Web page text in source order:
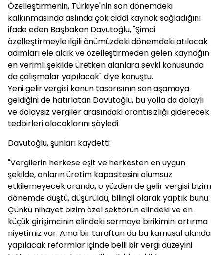
Özelleştirmenin, Türkiye'nin son dönemdeki
kalkınmasında aslında çok ciddi kaynak sağladığını
ifade eden Başbakan Davutoğlu, "Şimdi
özelleştirmeyle ilgili önümüzdeki dönemdeki atılacak
adımları ele aldık ve özelleştirmeden gelen kaynağın
en verimli şekilde üretken alanlara sevki konusunda
da çalışmalar yapılacak" diye konuştu.
Yeni gelir vergisi kanun tasarısının son aşamaya
geldiğini de hatırlatan Davutoğlu, bu yolla da dolaylı
ve dolaysız vergiler arasındaki orantısızlığı giderecek
tedbirleri alacaklarını söyledi.
Davutoğlu, şunları kaydetti:
"Vergilerin herkese eşit ve herkesten en uygun
şekilde, onların üretim kapasitesini olumsuz
etkilemeyecek oranda, o yüzden de gelir vergisi bizim
dönemde düştü, düşürüldü, bilinçli olarak yaptık bunu.
Çünkü nihayet bizim özel sektörün elindeki ve en
küçük girişimcinin elindeki sermaye birikimini artırma
niyetimiz var. Ama bir taraftan da bu kamusal alanda
yapılacak reformlar içinde belli bir vergi düzeyini